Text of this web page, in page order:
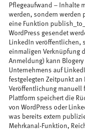
Pflegeaufwand – Inhalte
werden, sondern werden
eine Funktion
WordPress gesendet
LinkedIn veröffentlichen,
einmaligen Verknüpfung
Anmeldung) kann
Unternehmens auf
festgelegten Zeitpunkt
Veröffentlichung manuell
Plattform speichert die
von WordPress oder
was bereits extern
Mehrkanal-Funktion,